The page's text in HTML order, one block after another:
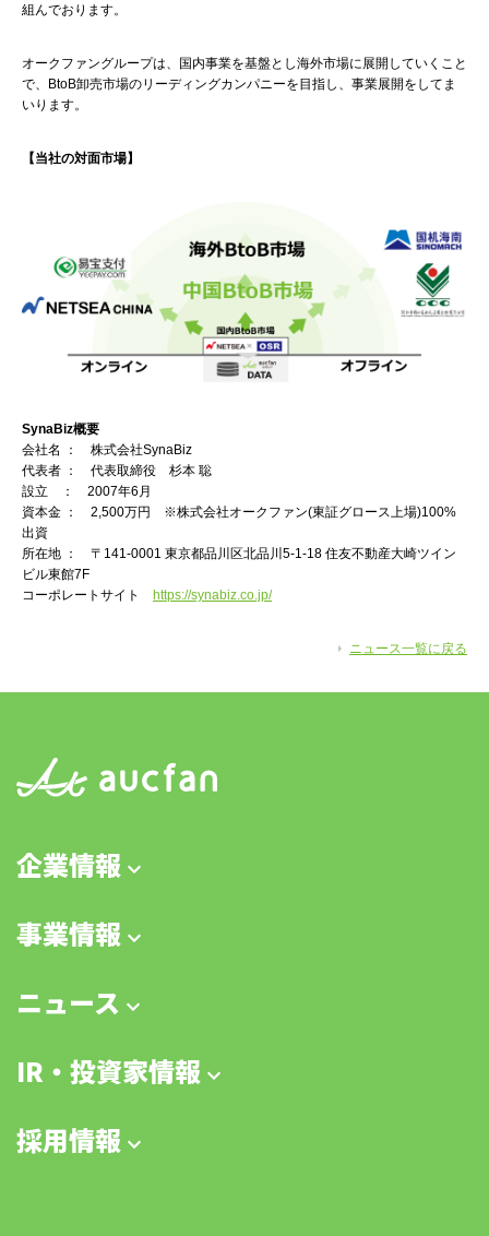
組んでおります。
オークファングループは、国内事業を基盤とし海外市場に展開していくこと
で、BtoB卸売市場のリーディングカンパニーを目指し、事業展開をしてま
いります。
【当社の対面市場】
SynaBiz概要
会社名 ： 株式会社SynaBiz
代表者 ： 代表取締役 杉本 聡
設立 ： 2007年6月
資本金 ： 2,500万円 ※株式会社オークファン(東証グロース上場)100%
出資
所在地 ： 〒141-0001 東京都品川区北品川5-1-18 住友不動産大崎ツイン
ビル東館7F
コーポレートサイト
https://synabiz.co.jp/
ニュース一覧に戻る
企業情報
事業情報
ニュース
IR・投資家情報
採用情報